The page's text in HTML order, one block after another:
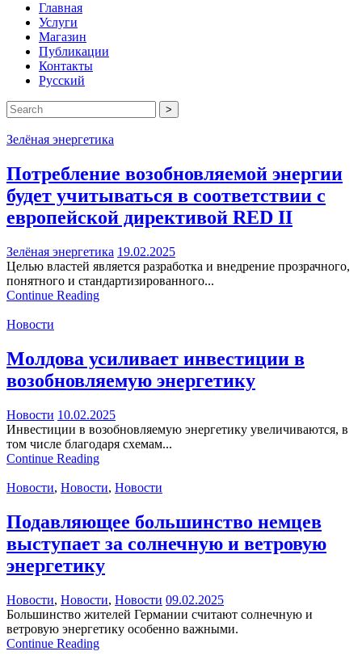
Главная
Услуги
Магазин
Публикации
Контакты
Русский
>
Зелёная энергетика
Потребление возобновляемой энергии
будет учитываться в соответствии с
европейской директивой RED II
Зелёная энергетика 19.02.2025
Целью властей является разработка и внедрение прозрачного,
понятного и стандартизированного...
Continue Reading
Новости
Молдова усиливает инвестиции в
возобновляемую энергетику
Новости 10.02.2025
Инвестиции в возобновляемую энергетику увеличиваются, в
том числе благодаря схемам...
Continue Reading
Новости, Новости, Новости
Подавляющее большинство немцев
выступает за солнечную и ветровую
энергетику
Новости, Новости, Новости 09.02.2025
Большинство жителей Германии считают солнечную и
ветровую энергетику особенно важными.
Continue Reading